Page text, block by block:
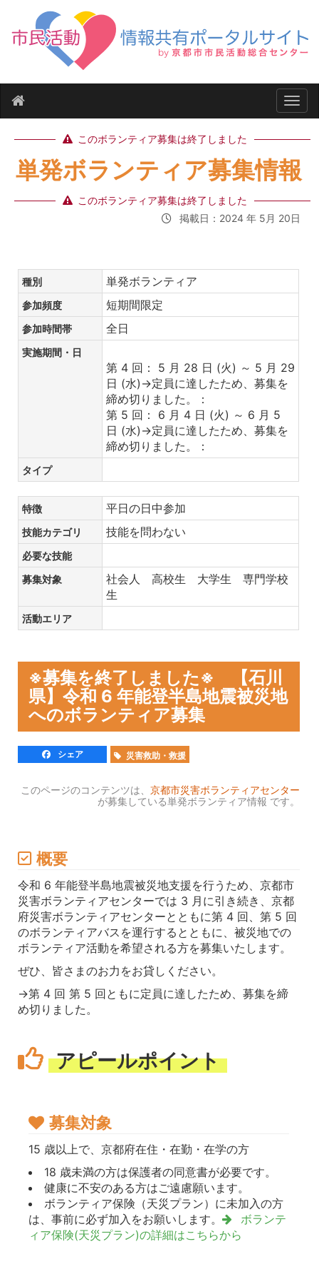
ナビ
このボランティア募集は終了しました
単発ボランティア募集情報
このボランティア募集は終了しました
掲載日：2024 年 5月 20日
種別 単発ボランティア
参加頻度 短期間限定
参加時間帯 全日
実施期間・日
第 4 回： 5 月 28 日 (火) ～ 5 月 29
日 (水)→定員に達したため、募集を
締め切りました。：
第 5 回： 6 月 4 日 (火) ～ 6 月 5
日 (水)→定員に達したため、募集を
締め切りました。：
タイプ
特徴 平日の日中参加
技能カテゴリ 技能を問わない
必要な技能
募集対象
社会人 高校生 大学生 専門学校
生
活動エリア
※募集を終了しました※ 【石川
県】令和 6 年能登半島地震被災地
へのボランティア募集
シェア 災害救助・救援
このページのコンテンツは、 京都市災害ボランティアセンター
が募集している単発ボランティア情報 です。
概要
令和 6 年能登半島地震被災地支援を行うため、京都市
災害ボランティアセンターでは 3 月に引き続き、京都
府災害ボランティアセンターとともに第 4 回、第 5 回
のボランティアバスを運行するとともに、被災地での
ボランティア活動を希望される方を募集いたします。
ぜひ、皆さまのお力をお貸しください。
→第 4 回 第 5 回ともに定員に達したため、募集を締
め切りました。
アピールポイント
募集対象
15 歳以上で、京都府在住・在勤・在学の方
18 歳未満の方は保護者の同意書が必要です。
健康に不安のある方はご遠慮願います。
ボランティア保険（天災プラン）に未加入の方
は、事前に必ず加入をお願いします。
ボランテ
ィア保険(天災プラン)の詳細はこちらから